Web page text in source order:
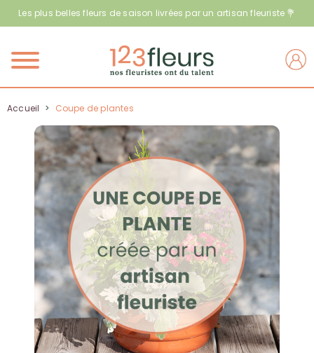
Les plus belles fleurs de saison livrées par un artisan fleuriste 💐
Menu
Accueil > Coupe de plantes